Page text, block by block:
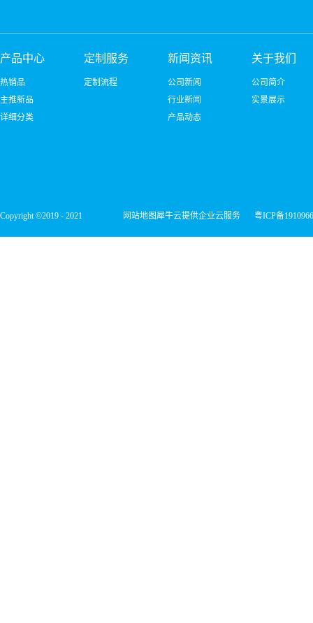
产品中心
热销品
主推新品
详细分类
定制服务
定制流程
新闻资讯
公司新闻
行业新闻
产品动态
关于我们
公司简介
实景展示
Copyright ©2019 - 2021 网站地图犀牛云提供企业云服务 粤ICP备